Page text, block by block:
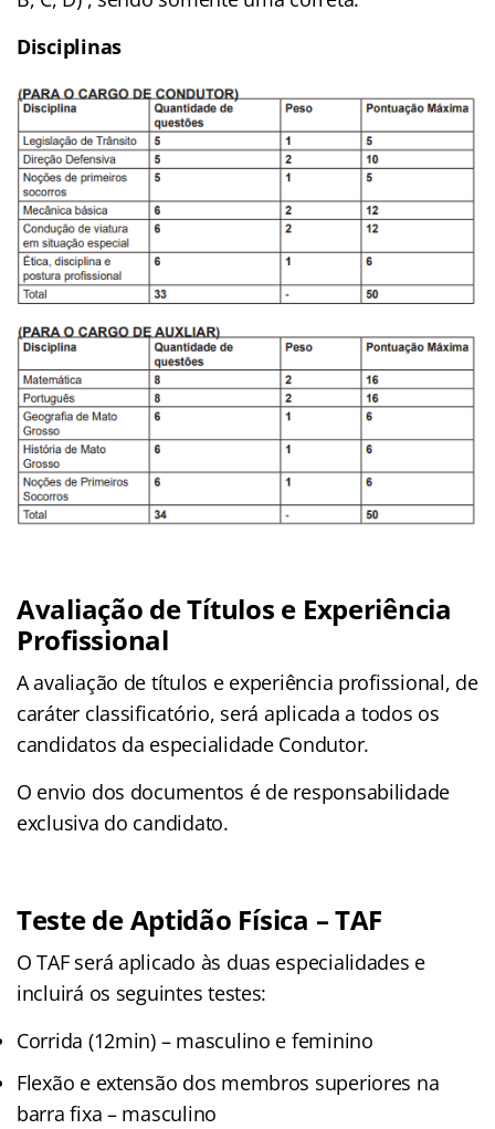
Disciplinas
Avaliação de Títulos e Experiência
Profissional
A avaliação de títulos e experiência profissional, de
caráter classificatório, será aplicada a todos os
candidatos da especialidade Condutor.
O envio dos documentos é de responsabilidade
exclusiva do candidato.
Teste de Aptidão Física – TAF
O TAF será aplicado às duas especialidades e
incluirá os seguintes testes:
Corrida (12min) – masculino e feminino
Flexão e extensão dos membros superiores na
barra fixa – masculino